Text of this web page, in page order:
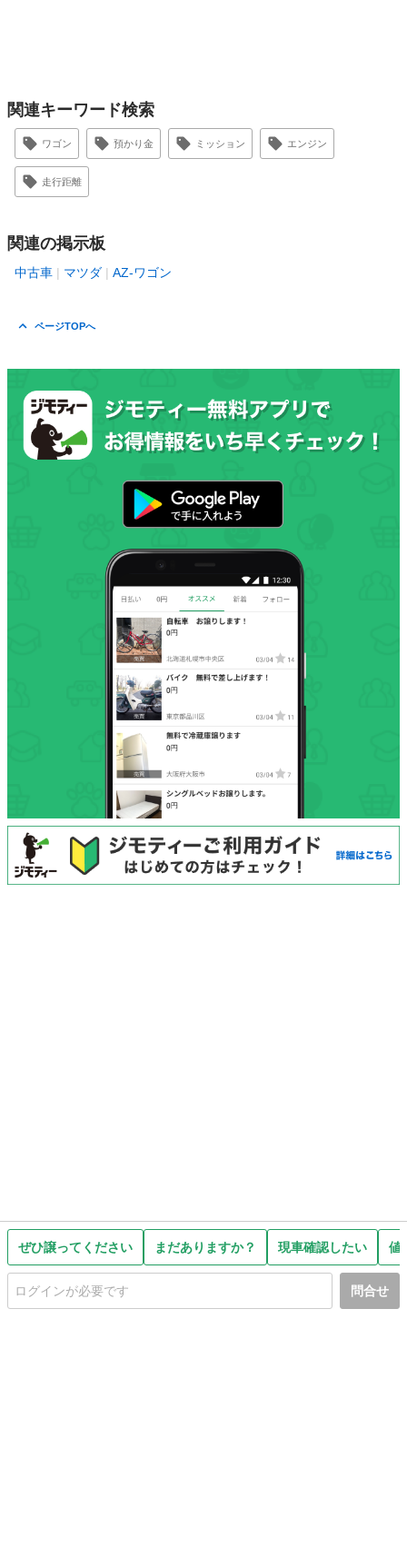
ぜひ譲ってください まだありますか？ 現車確認したい 値
問合せ
関連キーワード検索
ワゴン 預かり金 ミッション エンジン
走行距離
関連の掲示板
中古車 マツダ AZ-ワゴン
ページTOPへ